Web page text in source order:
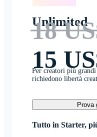
Unlimited
18
15
Per creatori più grandi
richiedono libertà
Prova
Tutto in Starter,